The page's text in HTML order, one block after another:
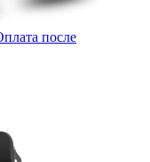
после